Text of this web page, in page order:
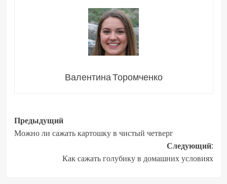
Валентина Торомченко
Навигация
записи
Предыдущий
Можно ли сажать картошку в чистый четверг
Следующий:
Как сажать голубику в домашних условиях